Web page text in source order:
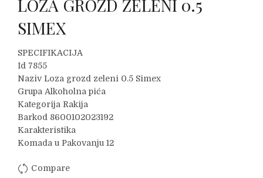
LOZA GROZD ZELENI 0.5
SIMEX
SPECIFIKACIJA
Id 7855
Naziv Loza grozd zeleni 0.5 Simex
Grupa Alkoholna pića
Kategorija Rakija
Barkod 8600102023192
Karakteristika
Komada u Pakovanju 12
Compare